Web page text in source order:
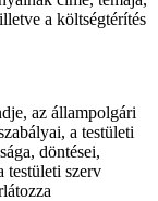
a költségtérítés
az állampolgári
a testületi
döntései,
testületi szerv